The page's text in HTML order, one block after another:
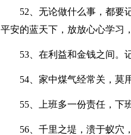
52、无论做什么事，都要记
平安的蓝天下，放放心心学习
53、在利益和金钱之间。记
54、家中煤气经常关，莫用
55、上班多一份责任，下班
56、千里之堤，溃于蚁穴，